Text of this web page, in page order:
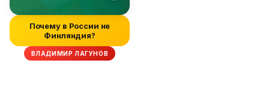
Почему в России не
Финляндия?
ВЛАДИМИР ЛАГУНОВ